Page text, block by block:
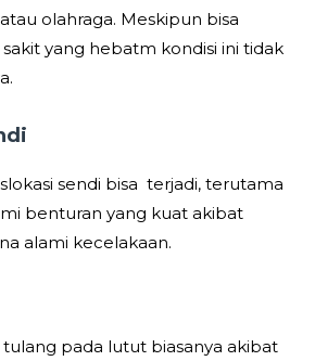
olahraga. Meskipun bisa
yang hebatm kondisi ini tidak
sendi bisa terjadi, terutama
benturan yang kuat akibat
alami kecelakaan.
pada lutut biasanya akibat